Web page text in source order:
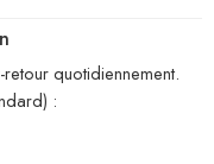
quotidiennement.
: